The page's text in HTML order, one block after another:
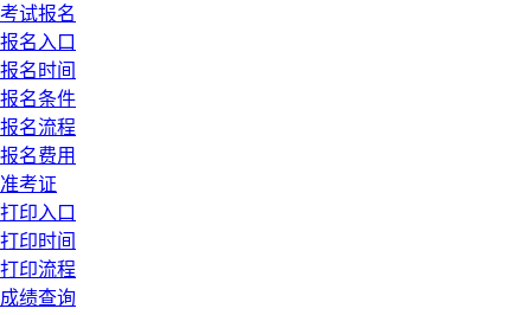
考试报名
报名入口
报名时间
报名条件
报名流程
报名费用
准考证
打印入口
打印时间
打印流程
成绩查询